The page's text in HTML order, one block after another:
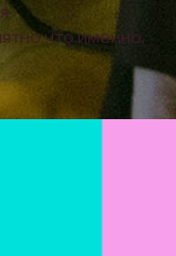
что именно,